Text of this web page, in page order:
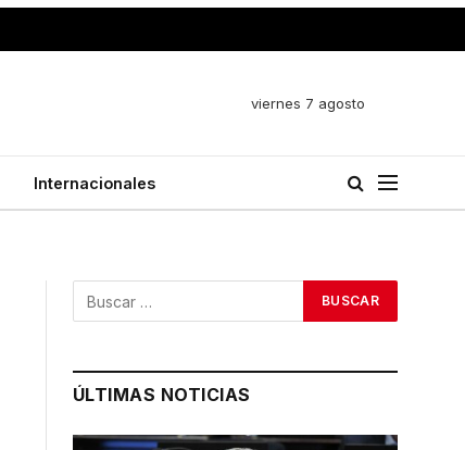
viernes 7 agosto
Internacionales
ÚLTIMAS NOTICIAS